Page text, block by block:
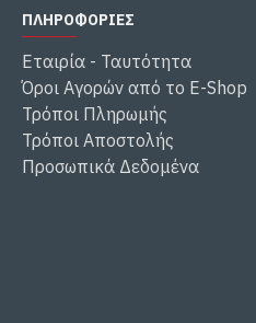
ΠΛΗΡΟΦΟΡΙΕΣ
Εταιρία - Ταυτότητα
Όροι Αγορών από το E-Shop
Τρόποι Πληρωμής
Τρόποι Αποστολής
Προσωπικά Δεδομένα